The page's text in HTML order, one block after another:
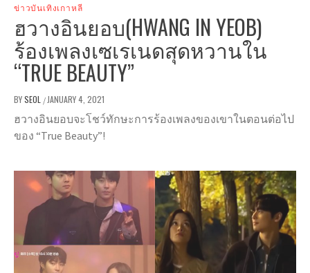
ข่าวบันเทิงเกาหลี
ฮวางอินยอบ(HWANG IN YEOB)
ร้องเพลงเซเรเนดสุดหวานใน
“TRUE BEAUTY”
BYSEOL / JANUARY 4, 2021
ฮวางอินยอบจะโชว์ทักษะการร้องเพลงของเขาในตอนต่อไป
ของ “True Beauty”!